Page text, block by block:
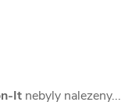
It nebyly nalezeny...